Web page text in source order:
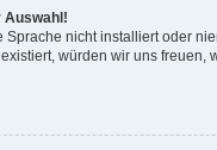
Auswahl!
nicht installiert oder
würden wir uns